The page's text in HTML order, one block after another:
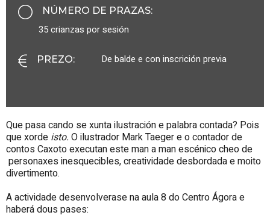
NÚMERO DE PRAZAS:
35 crianzas por sesión
PREZO: De balde e con inscrición previa
Que pasa cando se xunta ilustración e palabra contada? Pois
que xorde isto. O ilustrador Mark Taeger e o contador de
contos Caxoto executan este man a man escénico cheo de
personaxes inesquecibles, creatividade desbordada e moito
divertimento.
A actividade desenvolverase na aula 8 do Centro Ágora e
haberá dous pases: